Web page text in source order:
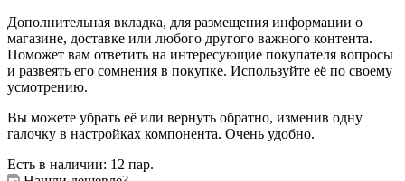
Дополнительная вкладка, для размещения информации о
магазине, доставке или любого другого важного контента.
Поможет вам ответить на интересующие покупателя вопросы
и развеять его сомнения в покупке. Используйте её по своему
усмотрению.
Вы можете убрать её или вернуть обратно, изменив одну
галочку в настройках компонента. Очень удобно.
Есть в наличии: 12 пар.